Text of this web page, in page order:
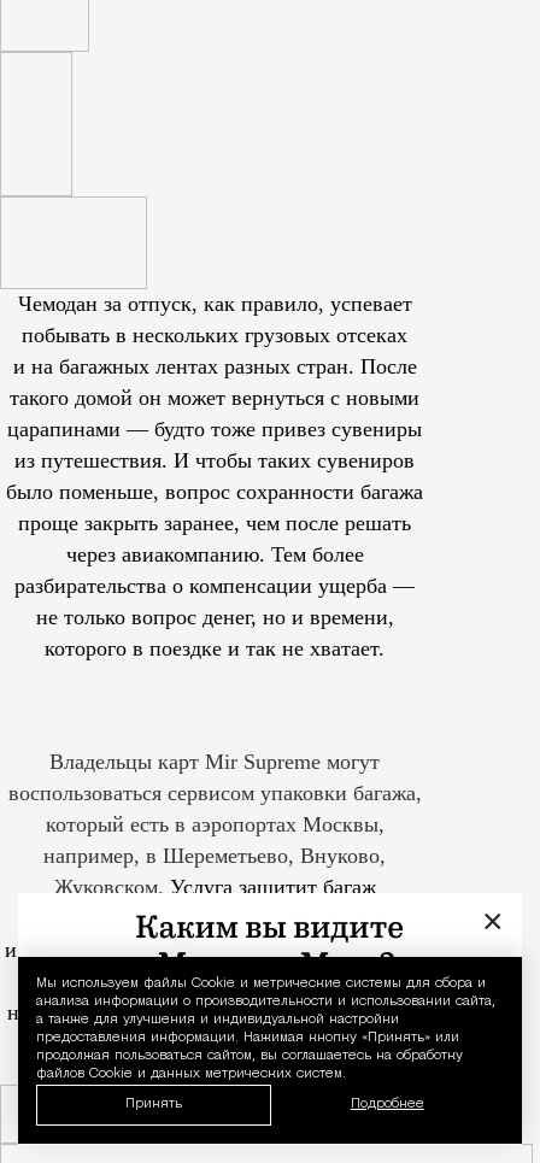
Уведомление
Мы используем файлы Сookie и метрические системы для сбора и
анализа информации о производительности и использовании сайта,
а также для улучшения и индивидуальной настройки
предоставления информации. Нажимая кнопку «Принять» или
продолжая пользоваться сайтом, вы соглашаетесь на обработку
файлов Cookie и данных метрических систем.
Принять Подробнее
Чемодан за отпуск, как правило, успевает
побывать в нескольких грузовых отсеках
и на багажных лентах разных стран. После
такого домой он может вернуться с новыми
царапинами — будто тоже привез сувениры
из путешествия. И чтобы таких сувениров
было поменьше, вопрос сохранности багажа
проще закрыть заранее, чем после решать
через авиакомпанию. Тем более
разбирательства о компенсации ущерба —
не только вопрос денег, но и времени,
которого в поездке и так не хватает.
Владельцы карт Mir Supreme могут
воспользоваться сервисом упаковки багажа,
который есть в аэропортах Москвы,
например, в Шереметьево, Внуково,
Жуковском. Услуга защитит багаж
от царапин, повреждений
и несанкционированного вскрытия во время
перелетов. Красивее пленка чемодан
не сделает, зато позволит ему сохранить тот
вид, с которым он вышел из дома.
×